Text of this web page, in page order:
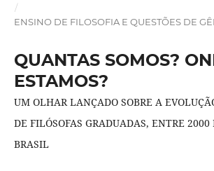
/
ENSINO DE FILOSOFIA E QUESTÕES DE
QUANTAS SOMOS?
ESTAMOS?
UM OLHAR LANÇADO SOBRE A
DE FILÓSOFAS GRADUADAS, ENTRE
BRASIL